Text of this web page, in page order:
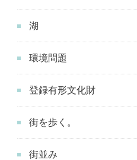
湖
環境問題
登録有形文化財
街を歩く。
街並み